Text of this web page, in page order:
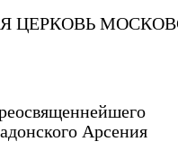
ЦЕРКОВЬ
Арсения